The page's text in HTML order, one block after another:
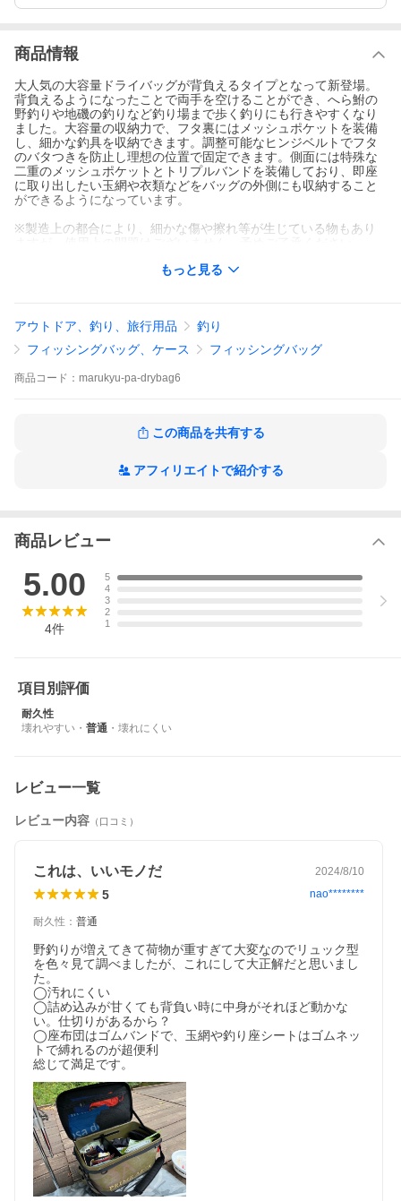
商品情報
大人気の大容量ドライバッグが背負えるタイプとなって新登場。
背負えるようになったことで両手を空けることができ、へら鮒の
野釣りや地磯の釣りなど釣り場まで歩く釣りにも行きやすくなり
ました。大容量の収納力で、フタ裏にはメッシュポケットを装備
し、細かな釣具を収納できます。調整可能なヒンジベルトでフタ
のバタつきを防止し理想の位置で固定できます。側面には特殊な
二重のメッシュポケットとトリプルバンドを装備しており、即座
に取り出したい玉網や衣類などをバッグの外側にも収納すること
ができるようになっています。
※製造上の都合により、細かな傷や擦れ等が生じている物もあり
■カラー : ブラック/オリーブ/フィールドブルー
す。お急ぎの場合はお問い合わせください。
もっと見る
アウトドア、釣り、旅行用品
釣り
フィッシングバッグ、ケース
フィッシングバッグ
商品 コード： marukyu-pa-drybag6
この商品を共有する
アフィリエイトで紹介する
商品レビュー
5.00
4件
5
4
3
2
1
項目別評価
耐久性
壊れやすい ・ 普通 ・ 壊れにくい
レビュー一覧
レビュー内容 （口コミ）
これは、いいモノだ 2024/8/10
5 nao********
耐久性 ： 普通
野釣りが増えてきて荷物が重すぎて大変なのでリュック型
を色々見て調べましたが、これにして大正解だと思いまし
た。
◯汚れにくい
◯詰め込みが甘くても背負い時に中身がそれほど動かな
い。仕切りがあるから？
◯座布団はゴムバンドで、玉網や釣り座シートはゴムネッ
トで縛れるのが超便利
総じて満足です。